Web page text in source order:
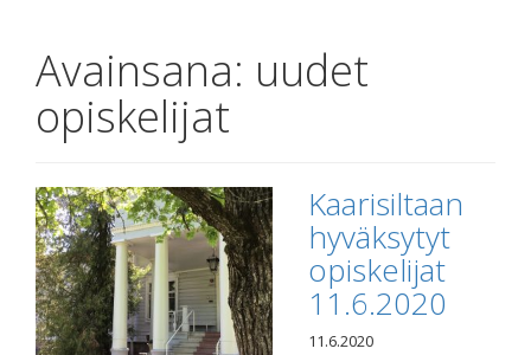
Avainsana: uudet
opiskelijat
Kaarisiltaan
hyväksytyt
opiskelijat
11.6.2020
11.6.2020